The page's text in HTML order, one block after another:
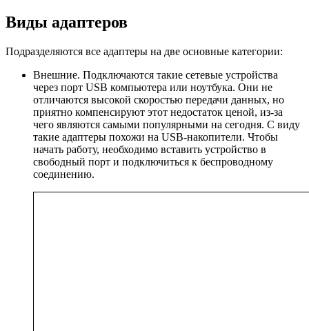
Виды адаптеров
Подразделяются все адаптеры на две основные категории:
Внешние. Подключаются такие сетевые устройства
через порт USB компьютера или ноутбука. Они не
отличаются высокой скоростью передачи данных, но
приятно компенсируют этот недостаток ценой, из-за
чего являются самыми популярными на сегодня. С виду
такие адаптеры похожи на USB-накопители. Чтобы
начать работу, необходимо вставить устройство в
свободный порт и подключиться к беспроводному
соединению.